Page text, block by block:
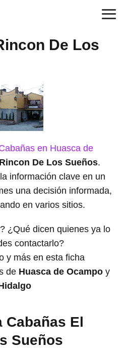
De Los
en Huasca de
De Los Sueños.
información clave en un
una decisión informada,
en varios sitios.
¿Qué dicen quienes ya lo
contactarlo?
y más en esta ficha
de Huasca de Ocampo y
Cabañas El
Sueños